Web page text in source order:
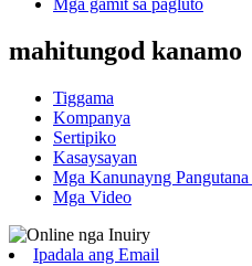
Mga gamit sa pagluto
mahitungod kanamo
Tiggama
Kompanya
Sertipiko
Kasaysayan
Mga Kanunayng
Mga Video
Ipadala ang Email